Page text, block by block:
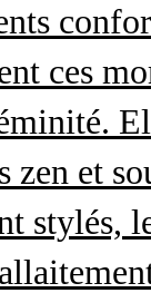
ces
zen et
stylés,